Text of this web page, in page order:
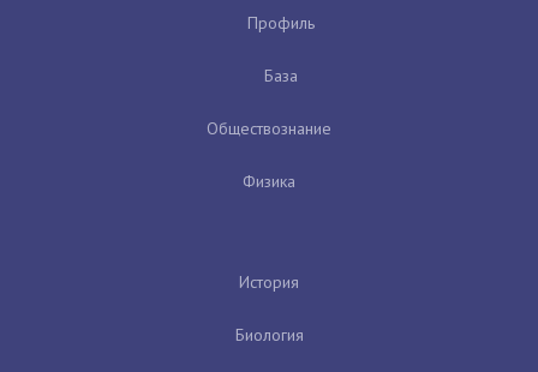
Профиль
База
Обществознание
Физика
История
Биология